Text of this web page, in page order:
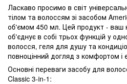
Ласкаво просимо в світ
тілом та волоссям зі засобом
об'ємом 450 мл. Цей продукт - ваш
об'єднує в собі трьох функцій у
волосся, геля для душу та
повноцінний догляд з комфортом і
Основні переваги засобу для
Classic 3-in-1: